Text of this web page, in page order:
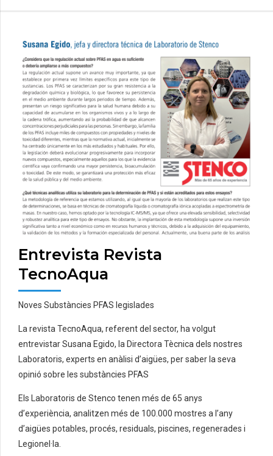
Entrevista Revista
TecnoAqua
Noves Substàncies PFAS legislades
La revista TecnoAqua, referent del sector, ha volgut
entrevistar Susana Egido, la Directora Tècnica dels nostres
Laboratoris, experts en anàlisi d’aigües, per saber la seva
opinió sobre les substàncies PFAS
Els Laboratoris de Stenco tenen més de 65 anys
d’experiència, analitzen més de 100.000 mostres a l’any
d’aigües potables, procés, residuals, piscines, regenerades i
Legionel·la.